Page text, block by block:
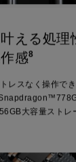
える処理
感8
レスなく操作で
大容量ストレ